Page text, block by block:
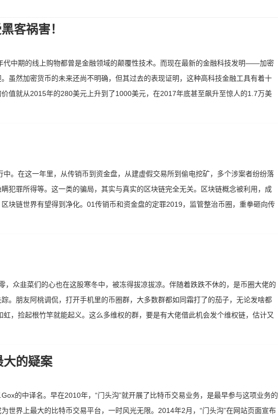
客祸害！
代中期的线上购物都曾是金融领域的颠覆性技术。而现在最新的金融科技发明——加密
虽然加密货币的未来还尚不明确，但其过去的表现证明，这种高科技金融工具有着十
值就从2015年的280美元上升到了1000美元，在2017年底甚至飙升至惊人的1.7万美
。在这一年里，从传销币到资金盘，从建虚假交易所到偷电挖矿，多个涉案者纷纷落
犯罪所得等。这一类的骗局，其实与真实的区块链完全无关。区块链概念被利用，成
块链世界有望得到净化。01传销币和资金盘的定罪2019，监管整治币圈，重拳砸向传
众韭菜们的心也在这股寒冬中，被冻得拔凉拔凉。伴随着跌跌不休的，是币圈大佬的
。朋友阿桃调侃，打开手机里的币圈群，大多数群都如同霜打了的茄子，无论发啥都
，捡起根竹竿就能起义。这么多维权的群，要是有大佬借此机会发个维权链，估计又
大的疑案
的中译名。早在2010年，“门头沟”就开展了比特币交易业务，是最早参与这项业务的
世界上最大的比特币交易平台，一时风光无限。2014年2月，“门头沟”在网站页面宣布